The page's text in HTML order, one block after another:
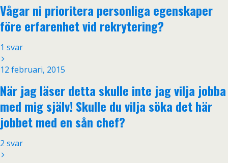
Vågar ni prioritera personliga egenskaper
före erfarenhet vid rekrytering?
1 svar
12 februari, 2015
När jag läser detta skulle inte jag vilja jobba
med mig själv! Skulle du vilja söka det här
jobbet med en sån chef?
2 svar